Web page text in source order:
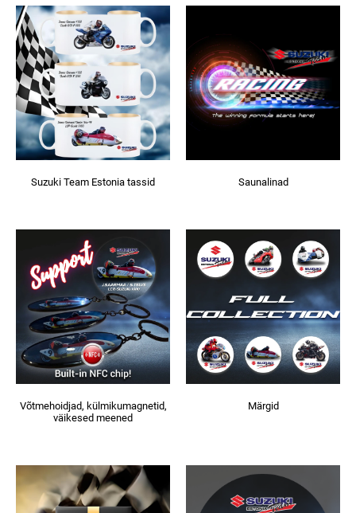
Suzuki Team Estonia tassid Saunalinad
Võtmehoidjad, külmikumagnetid,
väikesed meened
Märgid